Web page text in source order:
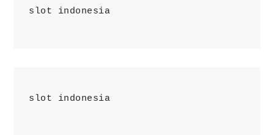
slot indonesia
slot indonesia